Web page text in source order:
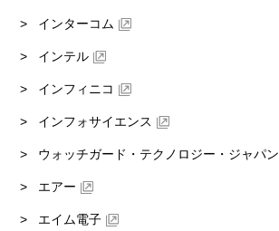
インターコム
インテル
インフィニコ
インフォサイエンス
ウォッチガード・テクノロジー・ジャパン
エアー
エイム電子